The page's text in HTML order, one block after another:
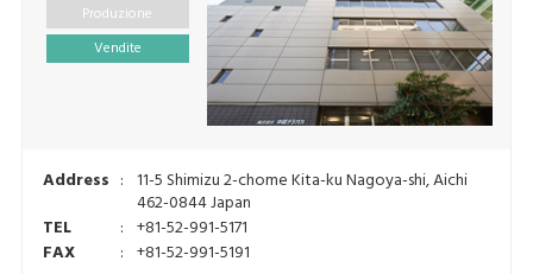
Produzione
Vendite
Address : 11-5 Shimizu 2-chome Kita-ku Nagoya-shi, Aichi
462-0844 Japan
TEL
: +81-52-991-5171
FAX
: +81-52-991-5191